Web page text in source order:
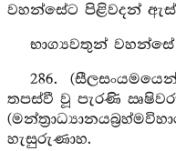
වහන්සේට පිළිවදන්
භාග්‍යවතුන්
286.
තපස්වී වූ පැරණි
හැසුරුණාහ.